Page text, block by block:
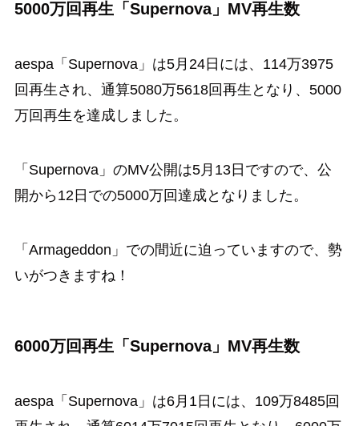
5000万回再生「Supernova」MV再生数
aespa「Supernova」は5月24日には、114万3975
回再生され、通算5080万5618回再生となり、5000
万回再生を達成しました。
「Supernova」のMV公開は5月13日ですので、公
開から12日での5000万回達成となりました。
「Armageddon」での間近に迫っていますので、勢
いがつきますね！
6000万回再生「Supernova」MV再生数
aespa「Supernova」は6月1日には、109万8485回